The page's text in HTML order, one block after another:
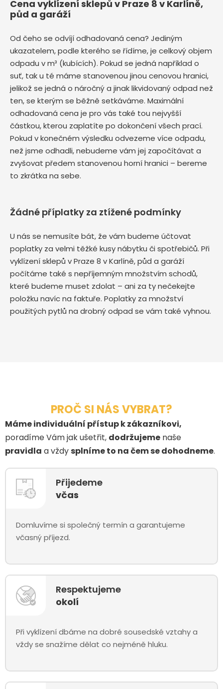
Cena vyklízení sklepů v Praze 8 v Karlíně,
půd a garáží
Od čeho se odvíjí odhadovaná cena? Jediným
ukazatelem, podle kterého se řídíme, je celkový objem
odpadu v m³ (kubících). Pokud se jedná například o
suť, tak u té máme stanovenou jinou cenovou hranici,
jelikož se jedná o náročný a jinak likvidovaný odpad než
ten, se kterým se běžně setkáváme. Maximální
odhadovaná cena je pro vás také tou nejvyšší
částkou, kterou zaplatíte po dokončení všech prací.
Pokud v konečném výsledku odvezeme více odpadu,
než jsme odhadli, nebudeme vám jej započítávat a
zvyšovat předem stanovenou horní hranici – bereme
to zkrátka na sebe.
Žádné příplatky za ztížené podmínky
U nás se nemusíte bát, že vám budeme účtovat
poplatky za velmi těžké kusy nábytku či spotřebičů. Při
vyklízení sklepů v Praze 8 v Karlíně, půd a garáží
počítáme také s nepříjemným množstvím schodů,
které budeme muset zdolat – ani za ty nečekejte
položku navíc na faktuře. Poplatky za množství
použitých pytlů na drobný odpad se vám také vyhnou.
PROČ SI NÁS VYBRAT?
Máme individuální přístup k zákazníkovi,
poradíme Vám jak ušetřit, dodržujeme naše
pravidla a vždy splníme to na čem se dohodneme.
Přijedeme
včas
Domluvíme si společný termín a garantujeme
včasný příjezd.
Respektujeme
okolí
Při vyklízení dbáme na dobré sousedské vztahy a
vždy se snažíme dělat co nejméně hluku.